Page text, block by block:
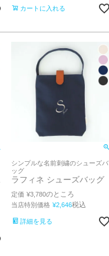
カートに入れる
シンプルな名前刺繍のシューズバ
ッグ
ラフィネ シューズバッグ
定価 ¥3,780のところ
当店特別価格 ¥2,646税込
詳細を見る